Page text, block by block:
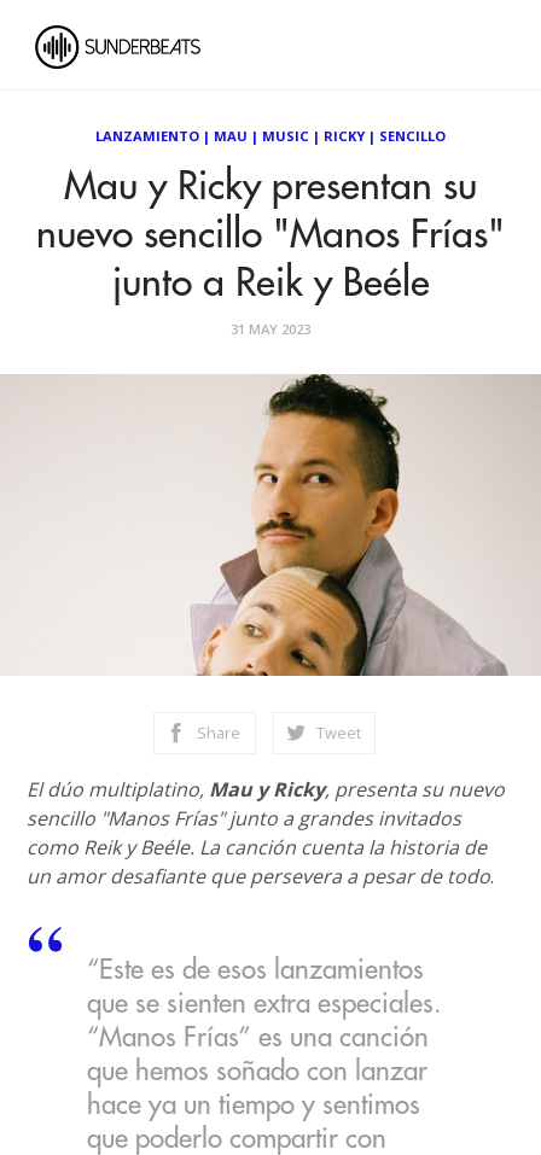
LANZAMIENTO | MAU | MUSIC | RICKY| SENCILLO
Mau y Ricky presentan su
nuevo sencillo "Manos Frías"
junto a Reik y Beéle
31 MAY 2023
Share Tweet
El dúo multiplatino, Mau y Ricky, presenta su nuevo
sencillo "Manos Frías" junto a grandes invitados
como Reik y Beéle. La canción cuenta la historia de
un amor desafiante que persevera a pesar de todo.
“Este es de esos lanzamientos
que se sienten extra especiales.
“Manos Frías” es una canción
que hemos soñado con lanzar
hace ya un tiempo y sentimos
que poderlo compartir con